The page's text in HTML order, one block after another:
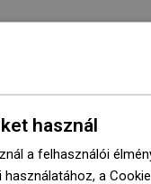
használ
a felhasználói
a